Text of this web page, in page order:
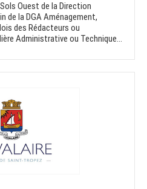
Ouest de la Direction
de la DGA Aménagement,
des Rédacteurs ou
Administrative ou Technique...